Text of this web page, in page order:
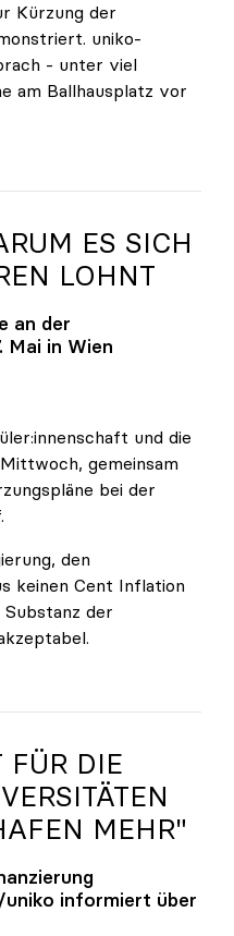
Kürzung der
uniko-
- unter viel
am Ballhausplatz vor
von
ES SICH
LOHNT
an der
Mai in Wien
und die
gemeinsam
bei der
den
keinen Cent Inflation
der
demonstrieren lohnt
FÜR DIE
MEHR"
uniko informiert über